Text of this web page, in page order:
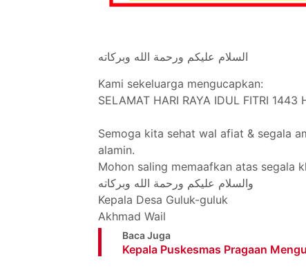
السلام عليكم ورحمة الله وبركاته
Kami sekeluarga mengucapkan:
SELAMAT HARI RAYA IDUL FITRI
Semoga kita sehat wal afiat & segala
alamin.
Mohon saling memaafkan atas segala
والسلام عليكم ورحمة الله وبركاته
Kepala Desa Guluk-guluk
Akhmad Wail
Baca Juga
Kepala Puskesmas Pragaan